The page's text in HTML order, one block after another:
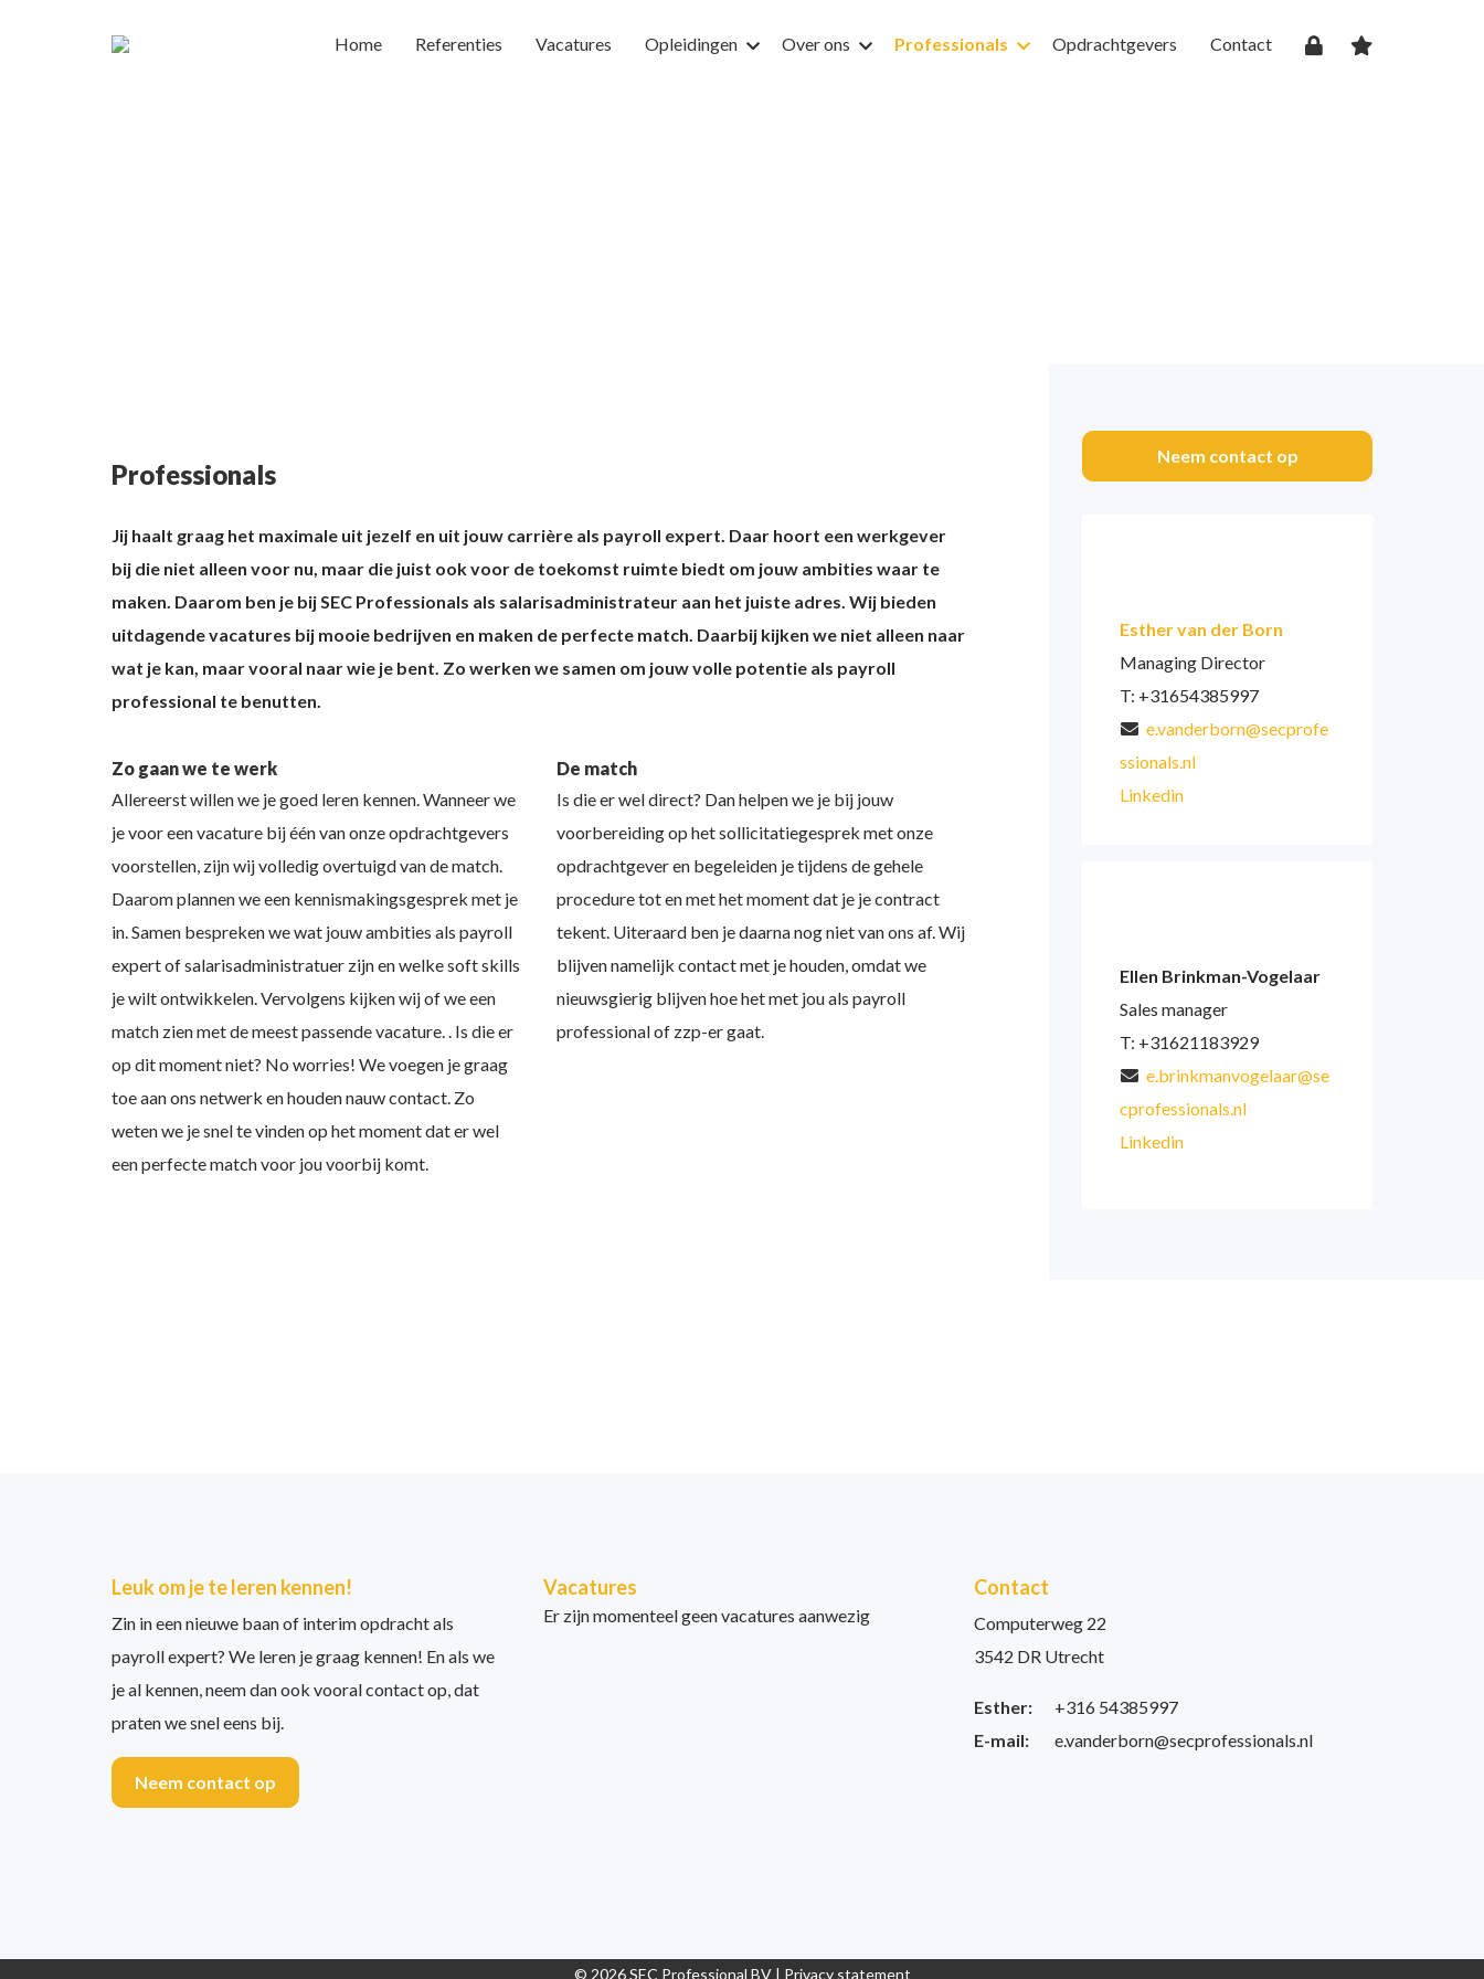
Home Referenties Vacatures Opleidingen Over ons Professionals Opdrachtgevers Contact
Professionals
Jij haalt graag het maximale uit jezelf en uit jouw carrière als payroll expert. Daar hoort een werkgever
bij die niet alleen voor nu, maar die juist ook voor de toekomst ruimte biedt om jouw ambities waar te
maken. Daarom ben je bij SEC Professionals als salarisadministrateur aan het juiste adres. Wij bieden
uitdagende vacatures bij mooie bedrijven en maken de perfecte match. Daarbij kijken we niet alleen naar
wat je kan, maar vooral naar wie je bent. Zo werken we samen om jouw volle potentie als payroll
professional te benutten.
Zo gaan we te werk
Allereerst willen we je goed leren kennen. Wanneer we
je voor een vacature bij één van onze opdrachtgevers
voorstellen, zijn wij volledig overtuigd van de match.
Daarom plannen we een kennismakingsgesprek met je
in. Samen bespreken we wat jouw ambities als payroll
expert of salarisadministratuer zijn en welke soft skills
je wilt ontwikkelen. Vervolgens kijken wij of we een
match zien met de meest passende vacature. . Is die er
op dit moment niet? No worries! We voegen je graag
toe aan ons netwerk en houden nauw contact. Zo
weten we je snel te vinden op het moment dat er wel
een perfecte match voor jou voorbij komt.
De match
Is die er wel direct? Dan helpen we je bij jouw
voorbereiding op het sollicitatiegesprek met onze
opdrachtgever en begeleiden je tijdens de gehele
procedure tot en met het moment dat je je contract
tekent. Uiteraard ben je daarna nog niet van ons af. Wij
blijven namelijk contact met je houden, omdat we
nieuwsgierig blijven hoe het met jou als payroll
professional of zzp-er gaat.
Neem contact op
Esther van der Born
Managing Director
T: +31654385997
e.vanderborn@secprofe
ssionals.nl
Linkedin
Ellen Brinkman-Vogelaar
Sales manager
T: +31621183929
e.brinkmanvogelaar@se
cprofessionals.nl
Linkedin
Leuk om je te leren kennen!
Zin in een nieuwe baan of interim opdracht als
payroll expert? We leren je graag kennen! En als we
je al kennen, neem dan ook vooral contact op, dat
praten we snel eens bij.
Neem contact op
Vacatures
Er zijn momenteel geen vacatures aanwezig
Contact
Computerweg 22
3542 DR Utrecht
Esther:
+316 54385997
E-mail:
e.vanderborn@secprofessionals.nl
© 2026 SEC Professional BV | Privacy statement